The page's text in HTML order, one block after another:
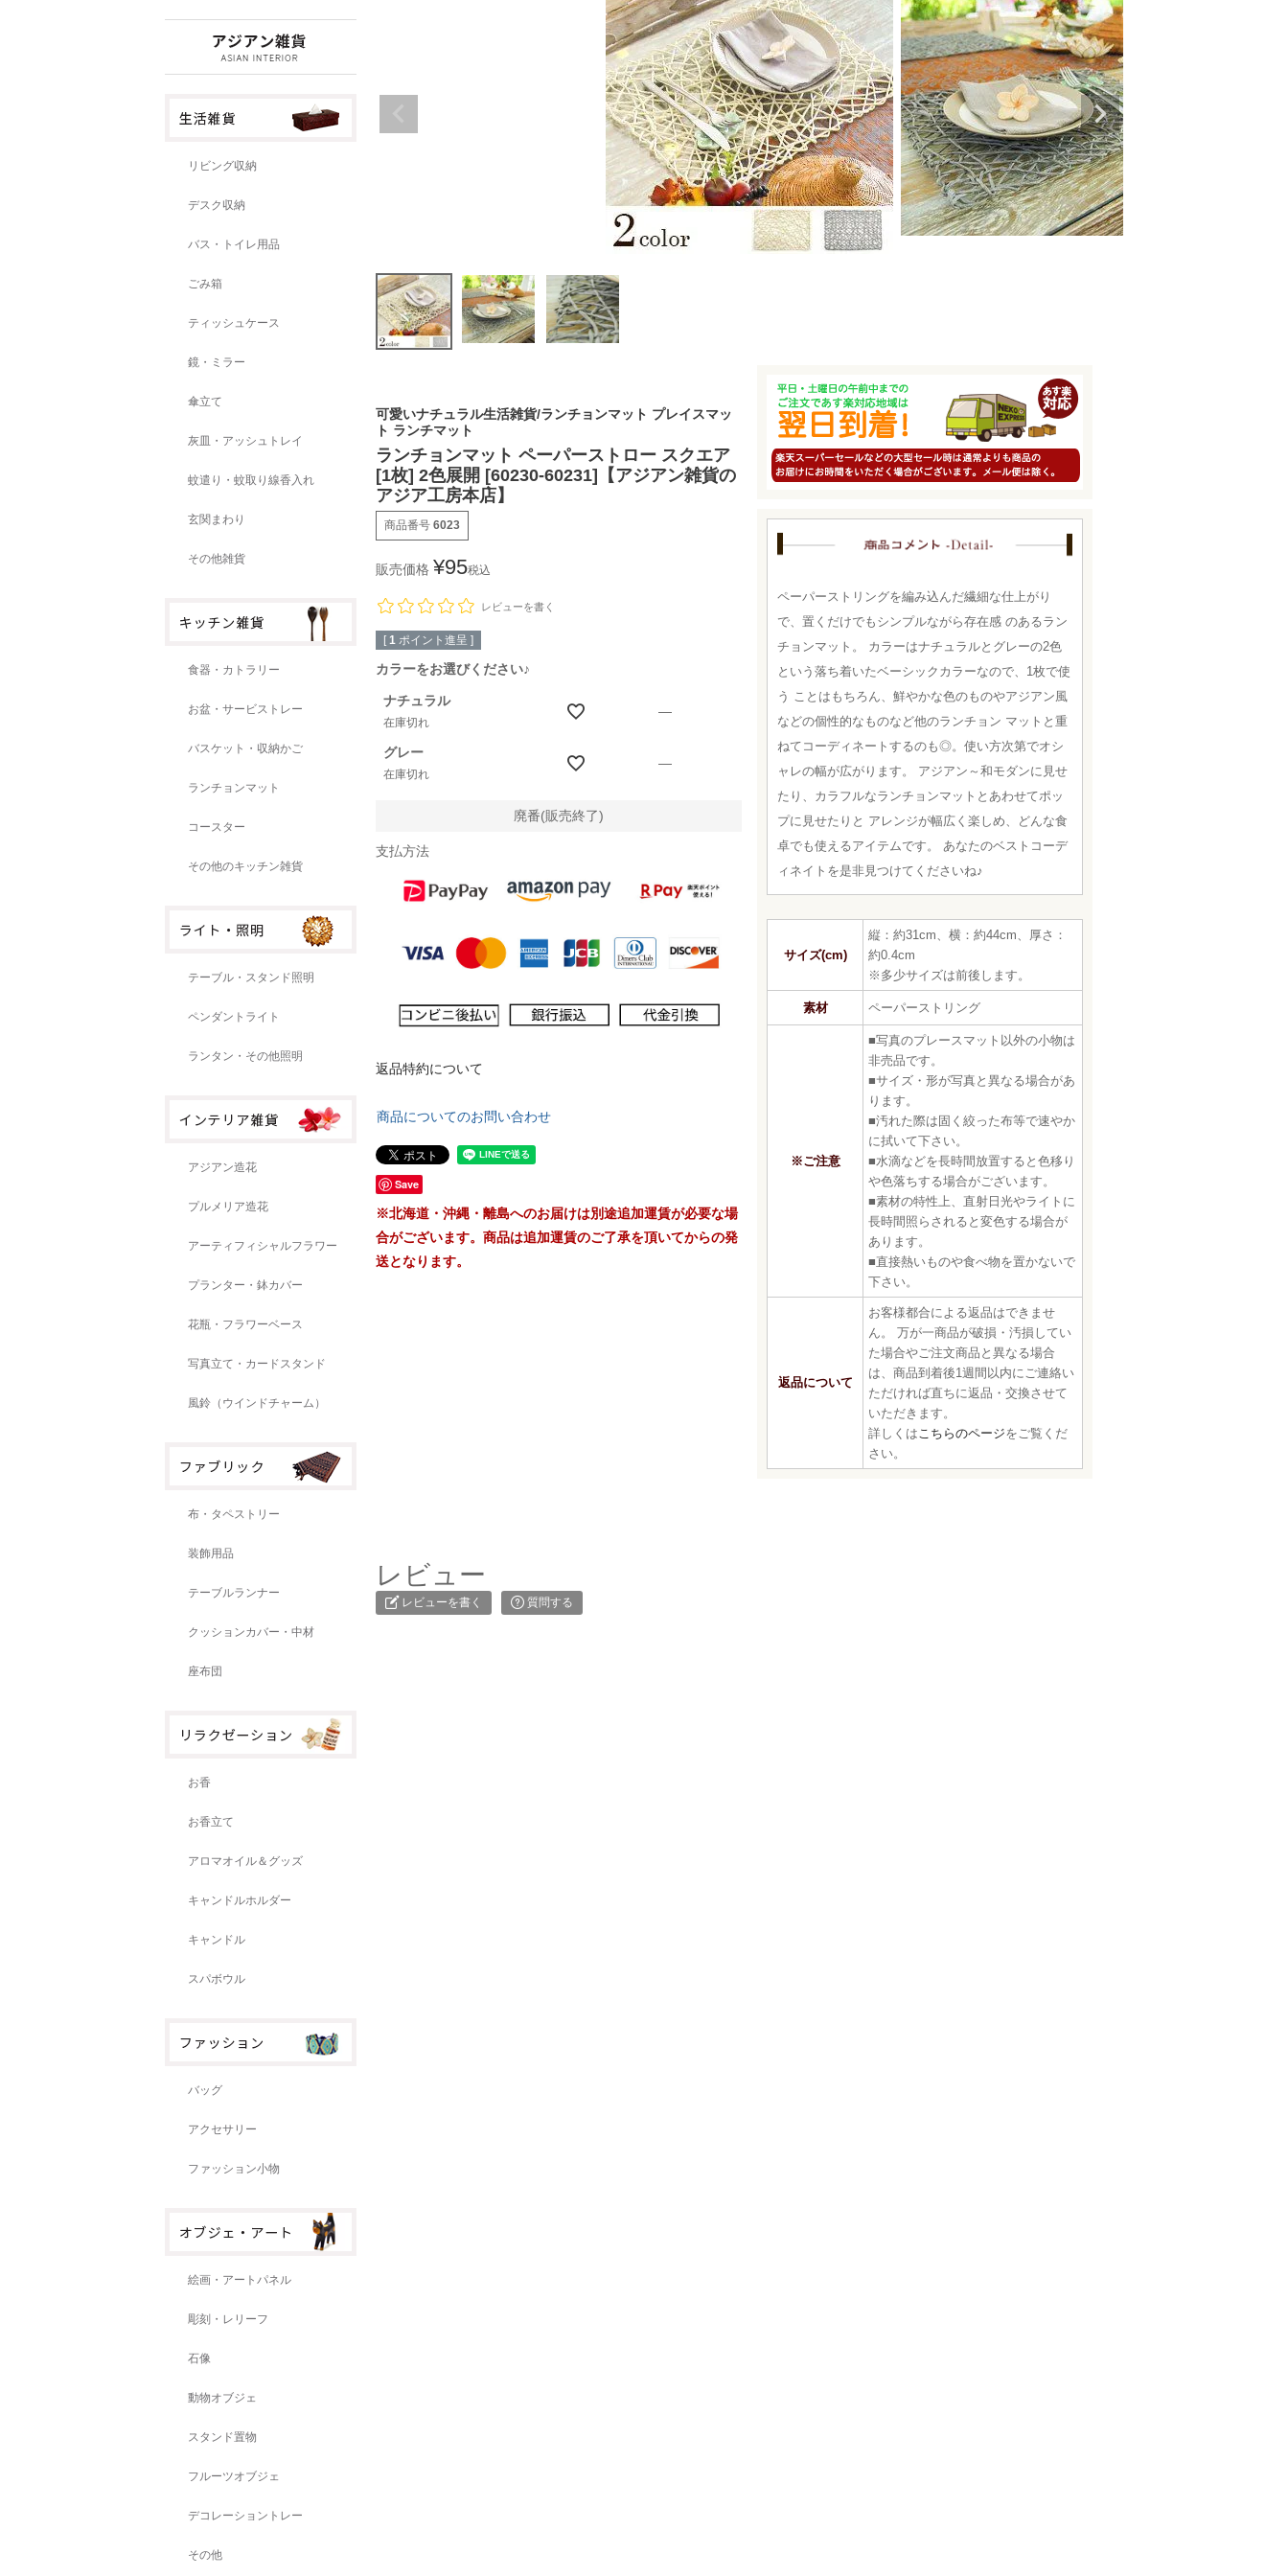
リビング収納
デスク収納
バス・トイレ用品
ごみ箱
ティッシュケース
鏡・ミラー
傘立て
灰皿・アッシュトレイ
蚊遣り・蚊取り線香入れ
玄関まわり
その他雑貨
食器・カトラリー
お盆・サービストレー
バスケット・収納かご
ランチョンマット
コースター
その他のキッチン雑貨
テーブル・スタンド照明
ペンダントライト
ランタン・その他照明
アジアン造花
プルメリア造花
アーティフィシャルフラワー
プランター・鉢カバー
花瓶・フラワーベース
写真立て・カードスタンド
風鈴（ウインドチャーム）
布・タペストリー
装飾用品
テーブルランナー
クッションカバー・中材
座布団
お香
お香立て
アロマオイル＆グッズ
キャンドルホルダー
キャンドル
スパボウル
バッグ
アクセサリー
ファッション小物
絵画・アートパネル
彫刻・レリーフ
石像
動物オブジェ
スタンド置物
フルーツオブジェ
デコレーショントレー
その他
可愛いナチュラル生活雑貨/ランチョンマット プレイスマッ
ト ランチマット
ランチョンマット ペーパーストロー スクエア
[1枚] 2色展開 [60230-60231]【アジアン雑貨の
アジア工房本店】
商品番号 6023
販売価格 ¥95税込
レビューを書く
[ 1 ポイント進呈 ]
カラーをお選びください♪
ナチュラル
在庫切れ
—
グレー
在庫切れ
—
廃番(販売終了)
支払方法
返品特約について
商品についてのお問い合わせ
Save
※北海道・沖縄・離島へのお届けは別途追加運賃が必要な場
合がございます。商品は追加運賃のご了承を頂いてからの発
送となります。
ペーパーストリングを編み込んだ繊細な仕上がり
で、置くだけでもシンプルながら存在感 のあるラン
チョンマット。 カラーはナチュラルとグレーの2色
という落ち着いたベーシックカラーなので、1枚で使
う ことはもちろん、鮮やかな色のものやアジアン風
などの個性的なものなど他のランチョン マットと重
ねてコーディネートするのも◎。使い方次第でオシ
ャレの幅が広がります。 アジアン～和モダンに見せ
たり、カラフルなランチョンマットとあわせてポッ
プに見せたりと アレンジが幅広く楽しめ、どんな食
卓でも使えるアイテムです。 あなたのベストコーデ
ィネイトを是非見つけてくださいね♪
サイズ(cm)
縦：約31cm、横：約44cm、厚さ：
約0.4cm
※多少サイズは前後します。
素材 ペーパーストリング
※ご注意
■写真のプレースマット以外の小物は
非売品です。
■サイズ・形が写真と異なる場合があ
ります。
■汚れた際は固く絞った布等で速やか
に拭いて下さい。
■水滴などを長時間放置すると色移り
や色落ちする場合がございます。
■素材の特性上、直射日光やライトに
長時間照らされると変色する場合が
あります。
■直接熱いものや食べ物を置かないで
下さい。
返品について
お客様都合による返品はできませ
ん。 万が一商品が破損・汚損してい
た場合やご注文商品と異なる場合
は、商品到着後1週間以内にご連絡い
ただければ直ちに返品・交換させて
いただきます。
詳しくは こちらのページをご覧くだ
さい。
レビュー
レビューを書く 質問する